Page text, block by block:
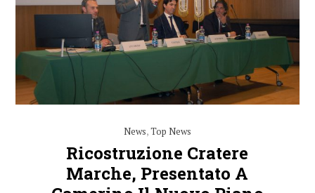
News,Top News
Ricostruzione Cratere
Marche, Presentato A